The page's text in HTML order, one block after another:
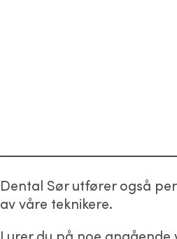
Dental Sør utfører også
av våre teknikere.